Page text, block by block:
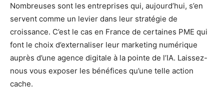
Nombreuses sont les entreprises qui, aujourd’hui, s’en
servent comme un levier dans leur stratégie de
croissance. C’est le cas en France de certaines PME qui
font le choix d’externaliser leur marketing numérique
auprès d’une agence digitale à la pointe de l’IA. Laissez-
nous vous exposer les bénéfices qu’une telle action
cache.